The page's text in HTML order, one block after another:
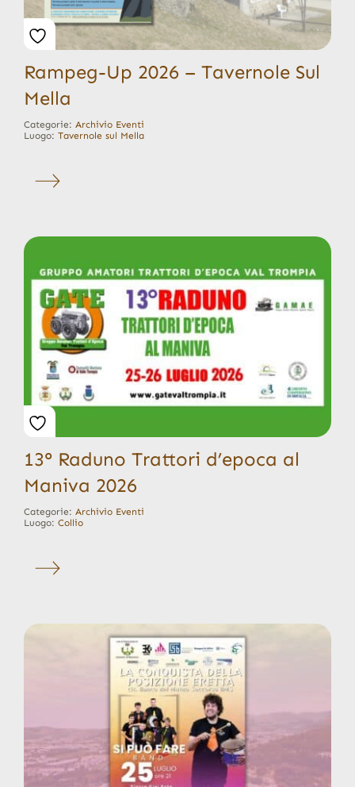
Rampeg-Up 2026 – Tavernole Sul
Mella
Categorie: Archivio Eventi
Luogo: Tavernole sul Mella
13° Raduno Trattori d’epoca al
Maniva 2026
Categorie: Archivio Eventi
Luogo: Collio